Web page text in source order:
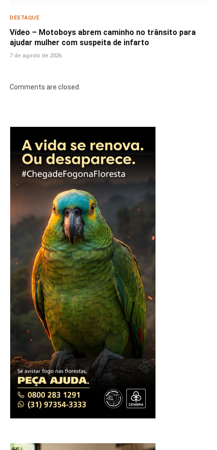
DESTAQUE
Vídeo – Motoboys abrem caminho no trânsito para
ajudar mulher com suspeita de infarto
7 de agosto de 2026
Comments are closed.